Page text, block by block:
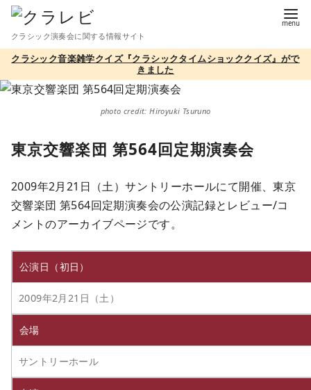
テ
ツ
クラシック演奏会に関する情報サイト
クラシック音楽雑学クイズ『クラシックタイムショッククイズ』がで
きました
photo credit: Hiroyuki Tsuruno
東京交響楽団 第564回定期演奏会
2009年2月21日（土）サントリーホールにて開催、東京
交響楽団 第564回定期演奏会の公演記録とレビュー/コ
メントのアーカイブページです。
公演日（初日）
2009年2月21日（土）
会場
サントリーホール